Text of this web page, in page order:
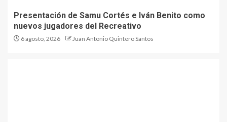
Presentación de Samu Cortés e Iván Benito como
nuevos jugadores del Recreativo
6 agosto, 2026 Juan Antonio Quintero Santos